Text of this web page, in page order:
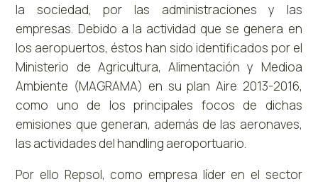
la sociedad, por las administraciones y las
empresas. Debido a la actividad que se genera en
los aeropuertos, éstos han sido identificados por el
Ministerio de Agricultura, Alimentación y Medioa
Ambiente (MAGRAMA) en su plan Aire 2013-2016,
como uno de los principales focos de dichas
emisiones que generan, además de las aeronaves,
las actividades del handling aeroportuario.
Por ello Repsol, como empresa líder en el sector